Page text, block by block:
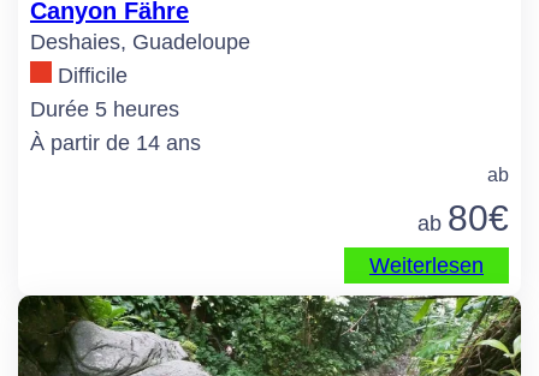
Canyon Fähre
Deshaies, Guadeloupe
Difficile
Durée 5 heures
À partir de 14 ans
ab
ab 80€
Weiterlesen